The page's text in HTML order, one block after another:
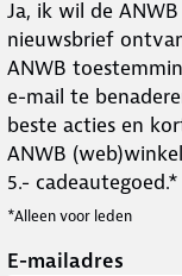
en
Ja, ik wil de
nieuwsbrief
ANWB
e-mail te
beste acties en
ANWB
5.- cadeautegoed.*
*Alleen voor leden
E-mailadres